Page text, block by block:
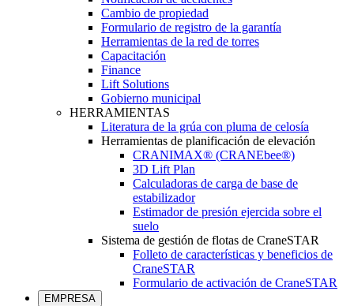
Cambio de propiedad
Formulario de registro de la garantía
Herramientas de la red de torres
Capacitación
Finance
Lift Solutions
Gobierno municipal
HERRAMIENTAS
Literatura de la grúa con pluma de celosía
Herramientas de planificación de elevación
CRANIMAX® (CRANEbee®)
3D Lift Plan
Calculadoras de carga de base de
estabilizador
Estimador de presión ejercida sobre el
suelo
Sistema de gestión de flotas de CraneSTAR
Folleto de características y beneficios de
CraneSTAR
Formulario de activación de CraneSTAR
EMPRESA